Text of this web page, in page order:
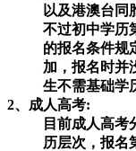
以及港澳台同
不过初中学历
的报名条件规
加，报名时并
生不需基础学
2、成人高考:
目前成人高考
历层次，报名